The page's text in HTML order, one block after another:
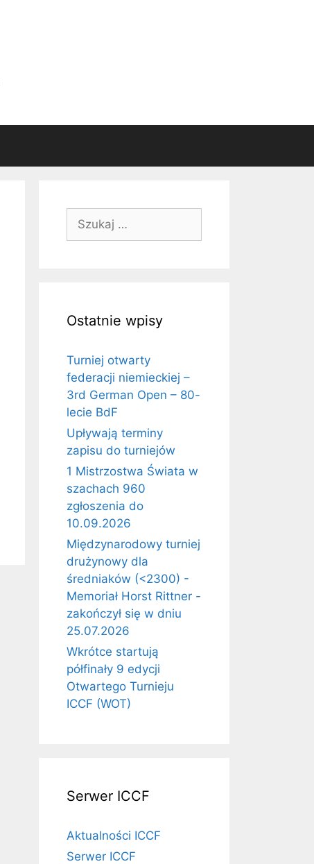
Ostatnie wpisy
Turniej otwarty
federacji niemieckiej –
3rd German Open – 80-
lecie BdF
Upływają terminy
zapisu do turniejów
1 Mistrzostwa Świata w
szachach 960
zgłoszenia do
10.09.2026
Międzynarodowy turniej
drużynowy dla
średniaków (<2300) -
Memoriał Horst Rittner -
zakończył się w dniu
25.07.2026
Wkrótce startują
półfinały 9 edycji
Otwartego Turnieju
ICCF (WOT)
Serwer ICCF
Aktualności ICCF
Serwer ICCF